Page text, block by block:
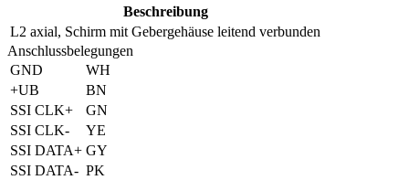
Beschreibung
L2 axial, Schirm mit Gebergehäuse leitend verbunden
Anschlussbelegungen
GND
WH
+UB
BN
SSI CLK+
GN
SSI CLK-
YE
SSI DATA+ GY
SSI DATA- PK